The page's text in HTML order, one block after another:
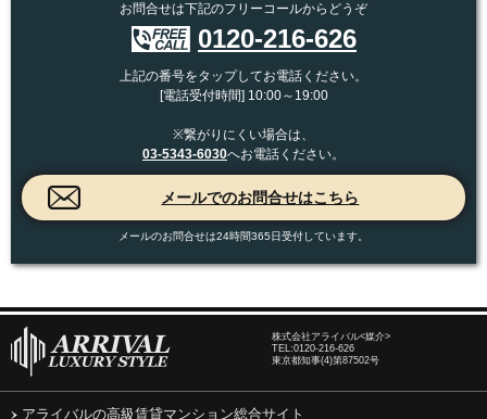
お問合せは下記のフリーコールからどうぞ
0120-216-626
上記の番号をタップしてお電話ください。
[電話受付時間] 10:00～19:00
※繋がりにくい場合は、
03-5343-6030へお電話ください。
メールのお問合せは24時間365日受付しています。
株式会社アライバル<媒介>
TEL:0120-216-626
東京都知事(4)第87502号
アライバルの高級賃貸マンション総合サイト